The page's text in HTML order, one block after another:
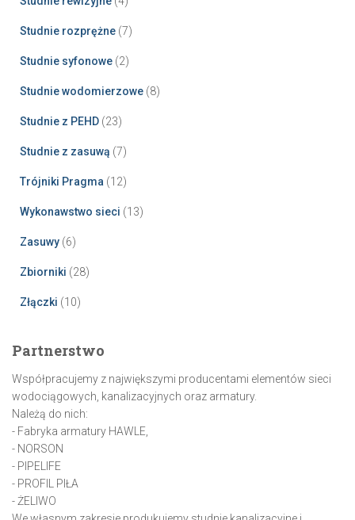
Studnie rozprężne (7)
Studnie syfonowe (2)
Studnie wodomierzowe (8)
Studnie z PEHD (23)
Studnie z zasuwą (7)
Trójniki Pragma (12)
Wykonawstwo sieci (13)
Zasuwy (6)
Zbiorniki (28)
Złączki (10)
Partnerstwo
Współpracujemy z największymi producentami elementów sieci
wodociągowych, kanalizacyjnych oraz armatury.
Należą do nich:
- Fabryka armatury HAWLE,
- NORSON
- PIPELIFE
- PROFIL PIŁA
- ŻELIWO